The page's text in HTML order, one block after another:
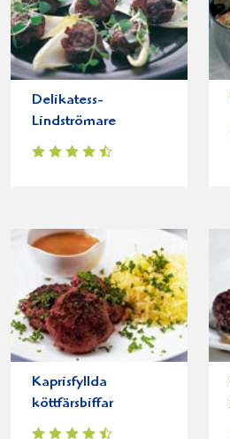
Delikatess-
Lindströmare
Kaprisfyllda
köttfärsbiffar